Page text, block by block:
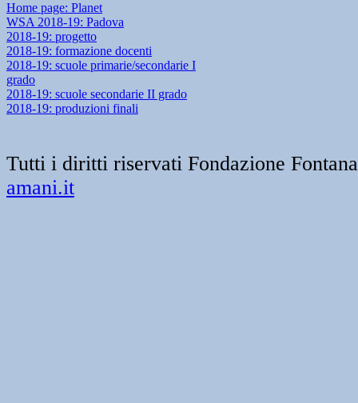
Home page: Planet
WSA 2018-19: Padova
2018-19: progetto
2018-19: formazione docenti
2018-19: scuole primarie/secondarie I
grado
2018-19: scuole secondarie II grado
2018-19: produzioni finali
Tutti i diritti riservati Fondazione
amani.it